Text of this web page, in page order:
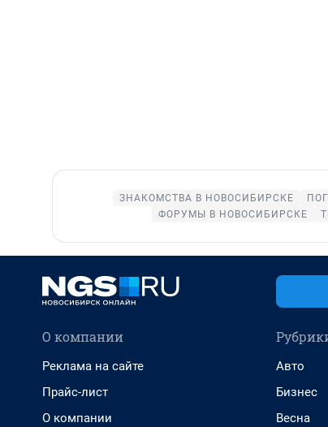
ЗНАКОМСТВА В НОВОСИБИРСКЕ
ФОРУМЫ В НОВОСИБИРСКЕ
О компании
Реклама на сайте
Прайс-лист
О компании
Авто
Бизнес
Весна